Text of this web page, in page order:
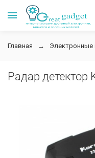
Главная Электронные
Радар детектор